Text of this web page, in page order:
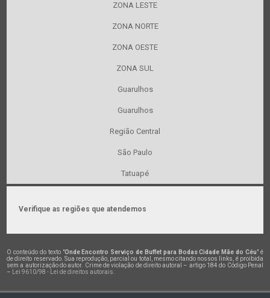
ZONA LESTE
ZONA NORTE
ZONA OESTE
ZONA SUL
Guarulhos
Guarulhos
Região Central
São Paulo
Tatuapé
Verifique as regiões que atendemos
O conteúdo do texto "Onde Encontro Serviço de Buffet para Bodas Cidade Mãe do Céu" é
de direito reservado. Sua reprodução, parcial ou total, mesmo citando nossos links, é proibida
sem a autorização do autor. Crime de violação de direito autoral – artigo 184 do Código Penal
– Lei 9610/98 - Lei de direitos autorais.